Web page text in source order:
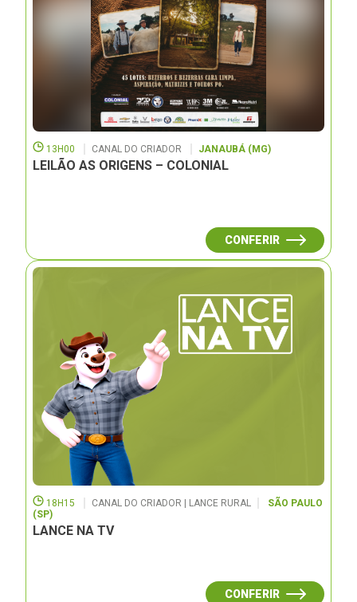
13H00 CANAL DO CRIADOR JANAUBÁ (MG)
LEILÃO AS ORIGENS – COLONIAL
CONFERIR
18H15 CANAL DO CRIADOR | LANCE RURAL
SÃO PAULO
(SP)
LANCE NA TV
CONFERIR